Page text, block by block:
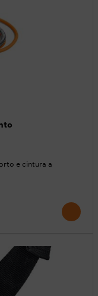
e cintura a